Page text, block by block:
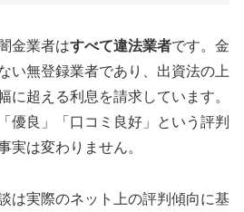
金業者はすべて違法業者です。金
い無登録業者であり、出資法の上
に超える利息を請求しています。
優良」「口コミ良好」という評判
実は変わりません。
は実際のネット上の評判傾向に基